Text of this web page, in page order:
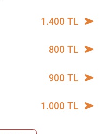
1.400 TL
800 TL
900 TL
1.000 TL